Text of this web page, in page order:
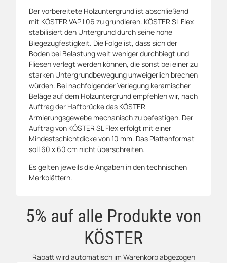
Der vorbereitete Holzuntergrund ist abschließend
mit KÖSTER VAP I 06 zu grundieren. KÖSTER SL Flex
stabilisiert den Untergrund durch seine hohe
Biegezugfestigkeit. Die Folge ist, dass sich der
Boden bei Belastung weit weniger durchbiegt und
Fliesen verlegt werden können, die sonst bei einer zu
starken Untergrundbewegung unweigerlich brechen
würden. Bei nachfolgender Verlegung keramischer
Beläge auf dem Holzuntergrund empfehlen wir, nach
Auftrag der Haftbrücke das KÖSTER
Armierungsgewebe mechanisch zu befestigen. Der
Auftrag von KÖSTER SL Flex erfolgt mit einer
Mindestschichtdicke von 10 mm. Das Plattenformat
soll 60 x 60 cm nicht überschreiten.
Es gelten jeweils die Angaben in den technischen
Merkblättern.
5% auf alle Produkte von
KÖSTER
Rabatt wird automatisch im Warenkorb abgezogen